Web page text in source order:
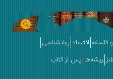
فلسفه اقتصاد روانشناسی
ریشه‌ها پس از کتاب